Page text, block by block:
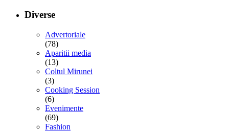
Diverse
Advertoriale
(78)
Aparitii media
(13)
Coltul Mirunei
(3)
Cooking Session
(6)
Evenimente
(69)
Fashion